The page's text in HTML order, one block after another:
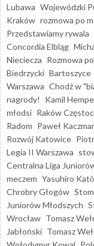
Lubawa Wojewódzki
Kraków rozmowa po
Przedstawiamy rywala
Concordia Elbląg
Nieciecza Rozmowa
Biedrzycki Bartoszyce
Warszawa Chodź w
nagrody!
Kamil
młodsi Raków
Radom Paweł
Rozwój Katowice
Legia II Warszawa
Centralna Liga
meczem Yasuhiro Katō
Chrobry Głogów
Juniorów Młodszych
Wrocław Tomasz
Jabłoński Tomasz